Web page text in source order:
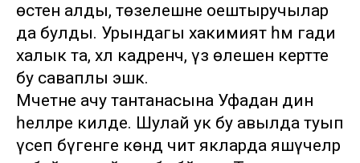
өстенә алды, төзелешне оештыручылар
да булды. Урындагы хакимият һәм гади
халык та, хәл кадәренчә, үз өлешен кертте
бу саваплы эшкә.
Мәчетне ачу тантанасына Уфадан дин
әһелләре килде. Шулай ук бу авылда туып
үсеп бүгенге көндә чит якларда яшәүчеләр